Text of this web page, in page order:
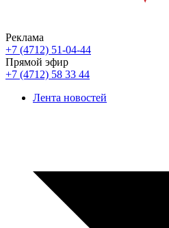
Реклама
+7 (4712) 51-04-44
Прямой эфир
+7 (4712) 58 33 44
Лента новостей